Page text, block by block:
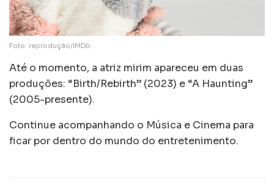
Foto: reprodução/IMDb
Até o momento, a atriz mirim apareceu em duas
produções: “Birth/Rebirth” (2023) e “A Haunting”
(2005-presente).
Continue acompanhando o Música e Cinema para
ficar por dentro do mundo do entretenimento.